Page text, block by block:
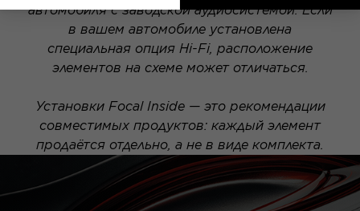
автомобиля с заводской аудиосистемой. Если
в вашем автомобиле установлена
специальная опция Hi-Fi, расположение
элементов на схеме может отличаться.
Установки Focal Inside — это рекомендации
совместимых продуктов: каждый элемент
продаётся отдельно, а не в виде комплекта.